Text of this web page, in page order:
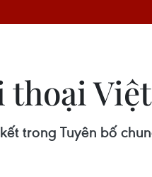
thoại
trong Tuyên bố